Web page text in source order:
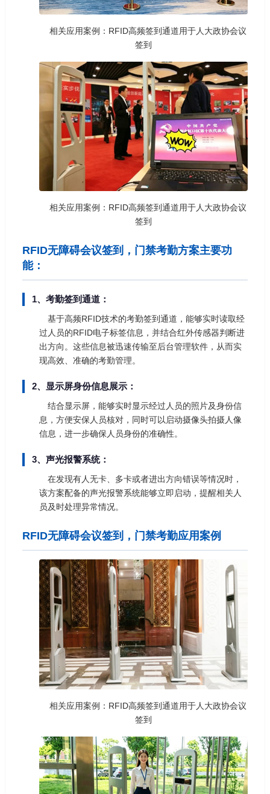
相关应用案例：RFID高频签到通道用于人大政协会议
签到
相关应用案例：RFID高频签到通道用于人大政协会议
签到
RFID无障碍会议签到，门禁考勤方案主要功
能：
1、考勤签到通道：
基于高频RFID技术的考勤签到通道，能够实时读取经
过人员的RFID电子标签信息，并结合红外传感器判断进
出方向。这些信息被迅速传输至后台管理软件，从而实
现高效、准确的考勤管理。
2、显示屏身份信息展示：
结合显示屏，能够实时显示经过人员的照片及身份信
息，方便安保人员核对，同时可以启动摄像头拍摄人像
信息，进一步确保人员身份的准确性。
3、声光报警系统：
在发现有人无卡、多卡或者进出方向错误等情况时，
该方案配备的声光报警系统能够立即启动，提醒相关人
员及时处理异常情况。
RFID无障碍会议签到，门禁考勤应用案例
相关应用案例：RFID高频签到通道用于人大政协会议
签到